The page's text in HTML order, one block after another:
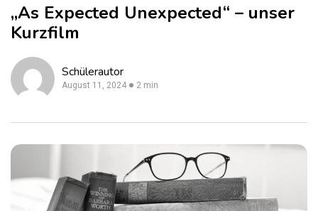
„As Expected Unexpected“ – unser
Kurzfilm
Schülerautor
August 11, 2024 2 min